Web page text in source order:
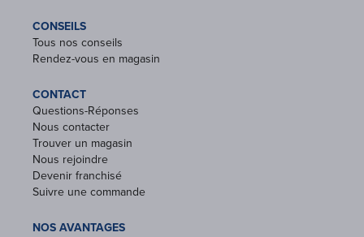
CONSEILS
Tous nos conseils
Rendez-vous en magasin
CONTACT
Questions-Réponses
Nous contacter
Trouver un magasin
Nous rejoindre
Devenir franchisé
Suivre une commande
NOS AVANTAGES